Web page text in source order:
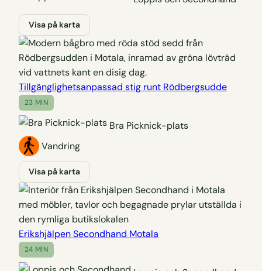
Visa på karta
Tillgänglighetsanpassad stig runt Rödbergsudde
23 MIN
Bra Picknick-plats
Vandring
Visa på karta
Erikshjälpen Secondhand Motala
24 MIN